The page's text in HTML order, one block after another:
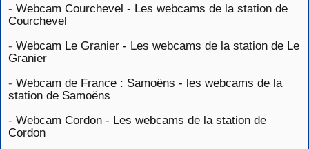
- Webcam Courchevel - Les webcams de la station de
Courchevel
- Webcam Le Granier - Les webcams de la station de Le
Granier
- Webcam de France : Samoëns - les webcams de la
station de Samoëns
- Webcam Cordon - Les webcams de la station de
Cordon